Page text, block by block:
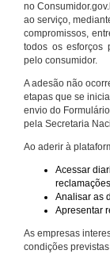
no
ao serviço,
compromissos,
todos os esforços
pelo consumidor.
A adesão não
etapas que se
envio do
pela Secretaria
Ao aderir à
Acessar
Analisar as
Apresentar
As empresas
condições